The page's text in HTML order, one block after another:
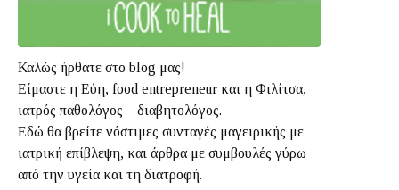
Καλώς ήρθατε στο blog μας!
Είμαστε η Εύη, food entrepreneur και η Φιλίτσα,
ιατρός παθολόγος – διαβητολόγος.
Εδώ θα βρείτε νόστιμες συνταγές μαγειρικής με
ιατρική επίβλεψη, και άρθρα με συμβουλές γύρω
από την υγεία και τη διατροφή.